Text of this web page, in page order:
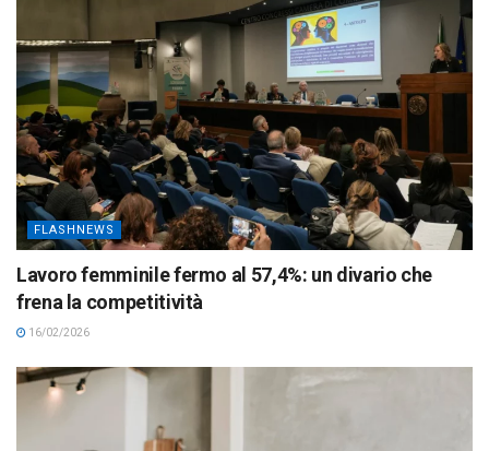
FLASHNEWS
Lavoro femminile fermo al 57,4%: un divario che
frena la competitività
16/02/2026